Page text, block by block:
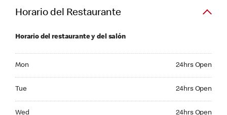
Horario del Restaurante
Horario del restaurante y del salón
Mon 24hrs Open
Tue 24hrs Open
Wed 24hrs Open